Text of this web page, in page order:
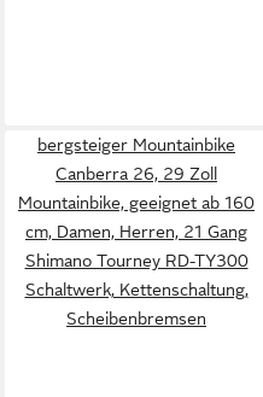
bergsteiger Mountainbike
Canberra 26, 29 Zoll
Mountainbike, geeignet ab 160
cm, Damen, Herren, 21 Gang
Shimano Tourney RD-TY300
Schaltwerk, Kettenschaltung,
Scheibenbremsen